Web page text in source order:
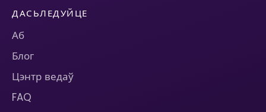
ДАСЬЛЕДУЙЦЕ
Аб
Блог
Цэнтр ведаў
FAQ